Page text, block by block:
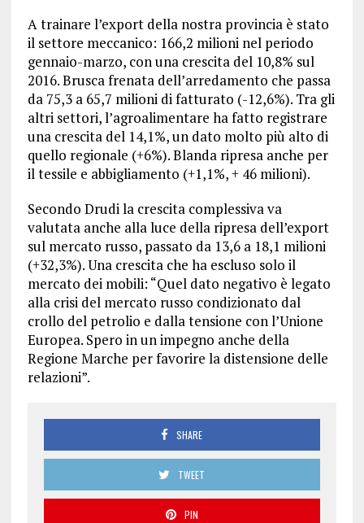
A trainare l’export della nostra provincia è stato
il settore meccanico: 166,2 milioni nel periodo
gennaio-marzo, con una crescita del 10,8% sul
2016. Brusca frenata dell’arredamento che passa
da 75,3 a 65,7 milioni di fatturato (-12,6%). Tra gli
altri settori, l’agroalimentare ha fatto registrare
una crescita del 14,1%, un dato molto più alto di
quello regionale (+6%). Blanda ripresa anche per
il tessile e abbigliamento (+1,1%, + 46 milioni).
Secondo Drudi la crescita complessiva va
valutata anche alla luce della ripresa dell’export
sul mercato russo, passato da 13,6 a 18,1 milioni
(+32,3%). Una crescita che ha escluso solo il
mercato dei mobili: “Quel dato negativo è legato
alla crisi del mercato russo condizionato dal
crollo del petrolio e dalla tensione con l’Unione
Europea. Spero in un impegno anche della
Regione Marche per favorire la distensione delle
relazioni”.
SHARE
TWEET
PIN